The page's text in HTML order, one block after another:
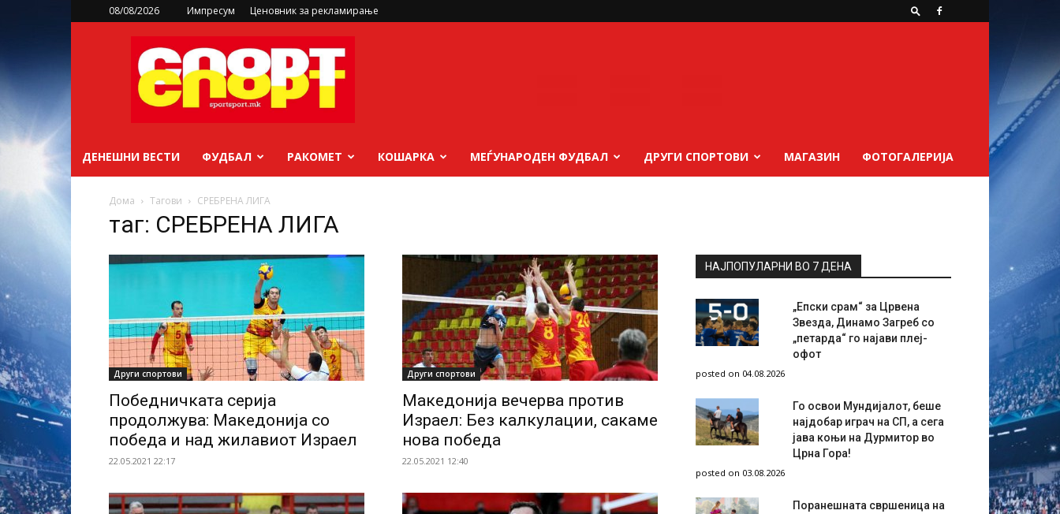
08/08/2026 Импресум Ценовник за рекламирање
sportsport.mk
ДЕНЕШНИ ВЕСТИ ФУДБАЛ РАКОМЕТ КОШАРКА МЕЃУНАРОДЕН ФУДБАЛ ДРУГИ СПОРТОВИ МАГАЗИН ФОТОГАЛЕРИЈА
Дома Тагови СРЕБРЕНА ЛИГА
таг: СРЕБРЕНА ЛИГА
Други спортови
Победничката серија
продолжува: Македонија со
победа и над жилавиот Израел
22.05.2021 22:17
Други спортови
Македонија вечерва против
Израел: Без калкулации, сакаме
нова победа
22.05.2021 12:40
НАЈПОПУЛАРНИ ВО 7 ДЕНА
„Епски срам“ за Црвена
Звезда, Динамо Загреб со
„петарда“ го најави плеј-
офот
posted on 04.08.2026
Го освои Мундијалот, беше
најдобар играч на СП, а сега
јава коњи на Дурмитор во
Црна Гора!
posted on 03.08.2026
Поранешната свршеница на